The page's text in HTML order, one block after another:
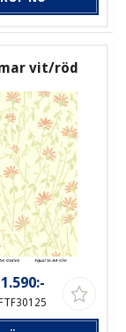
vit/röd
1.590:-
FTF30125